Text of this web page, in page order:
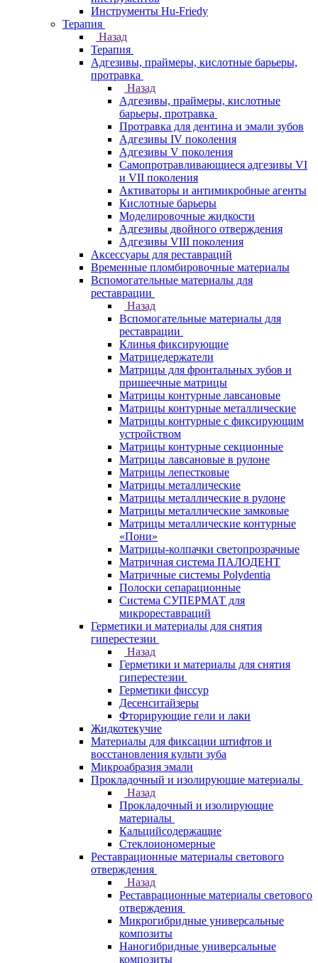
Инструменты Hu-Friedy
Терапия
Назад
Терапия
Адгезивы, праймеры, кислотные барьеры,
протравка
Назад
Адгезивы, праймеры, кислотные
барьеры, протравка
Протравка для дентина и эмали зубов
Адгезивы IV поколения
Адгезивы V поколения
Самопротравливающиеся адгезивы VI
и VII поколения
Активаторы и антимикробные агенты
Кислотные барьеры
Моделировочные жидкости
Адгезивы двойного отверждения
Адгезивы VIII поколения
Аксессуары для реставраций
Временные пломбировочные материалы
Вспомогательные материалы для
реставрации
Назад
Вспомогательные материалы для
реставрации
Клинья фиксирующие
Матрицедержатели
Матрицы для фронтальных зубов и
пришеечные матрицы
Матрицы контурные лавсановые
Матрицы контурные металлические
Матрицы контурные с фиксирующим
устройством
Матрицы контурные секционные
Матрицы лавсановые в рулоне
Матрицы лепестковые
Матрицы металлические
Матрицы металлические в рулоне
Матрицы металлические замковые
Матрицы металлические контурные
«Пони»
Матрицы-колпачки светопрозрачные
Матричная система ПАЛОДЕНТ
Матричные системы Polydentia
Полоски сепарационные
Система СУПЕРМАТ для
микрореставраций
Герметики и материалы для снятия
гиперестезии
Назад
Герметики и материалы для снятия
гиперестезии
Герметики фиссур
Десенситайзеры
Фторирующие гели и лаки
Жидкотекучие
Материалы для фиксации штифтов и
восстановления культи зуба
Микроабразия эмали
Прокладочный и изолирующие материалы
Назад
Прокладочный и изолирующие
материалы
Кальцийсодержащие
Стеклоиономерные
Реставрационные материалы светового
отверждения
Назад
Реставрационные материалы светового
отверждения
Микрогибридные универсальные
композиты
Наногибридные универсальные
композиты